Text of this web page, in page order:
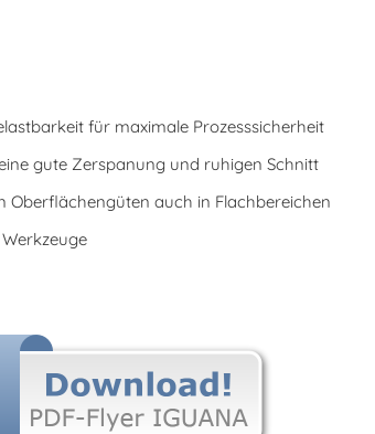
für maximale Prozesssicherheit
gute Zerspanung und ruhigen Schnitt
Oberflächengüten auch in Flachbereichen